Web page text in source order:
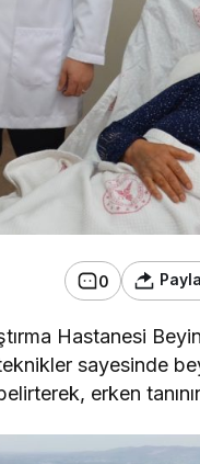
0
Hastanesi
sayesinde
erken